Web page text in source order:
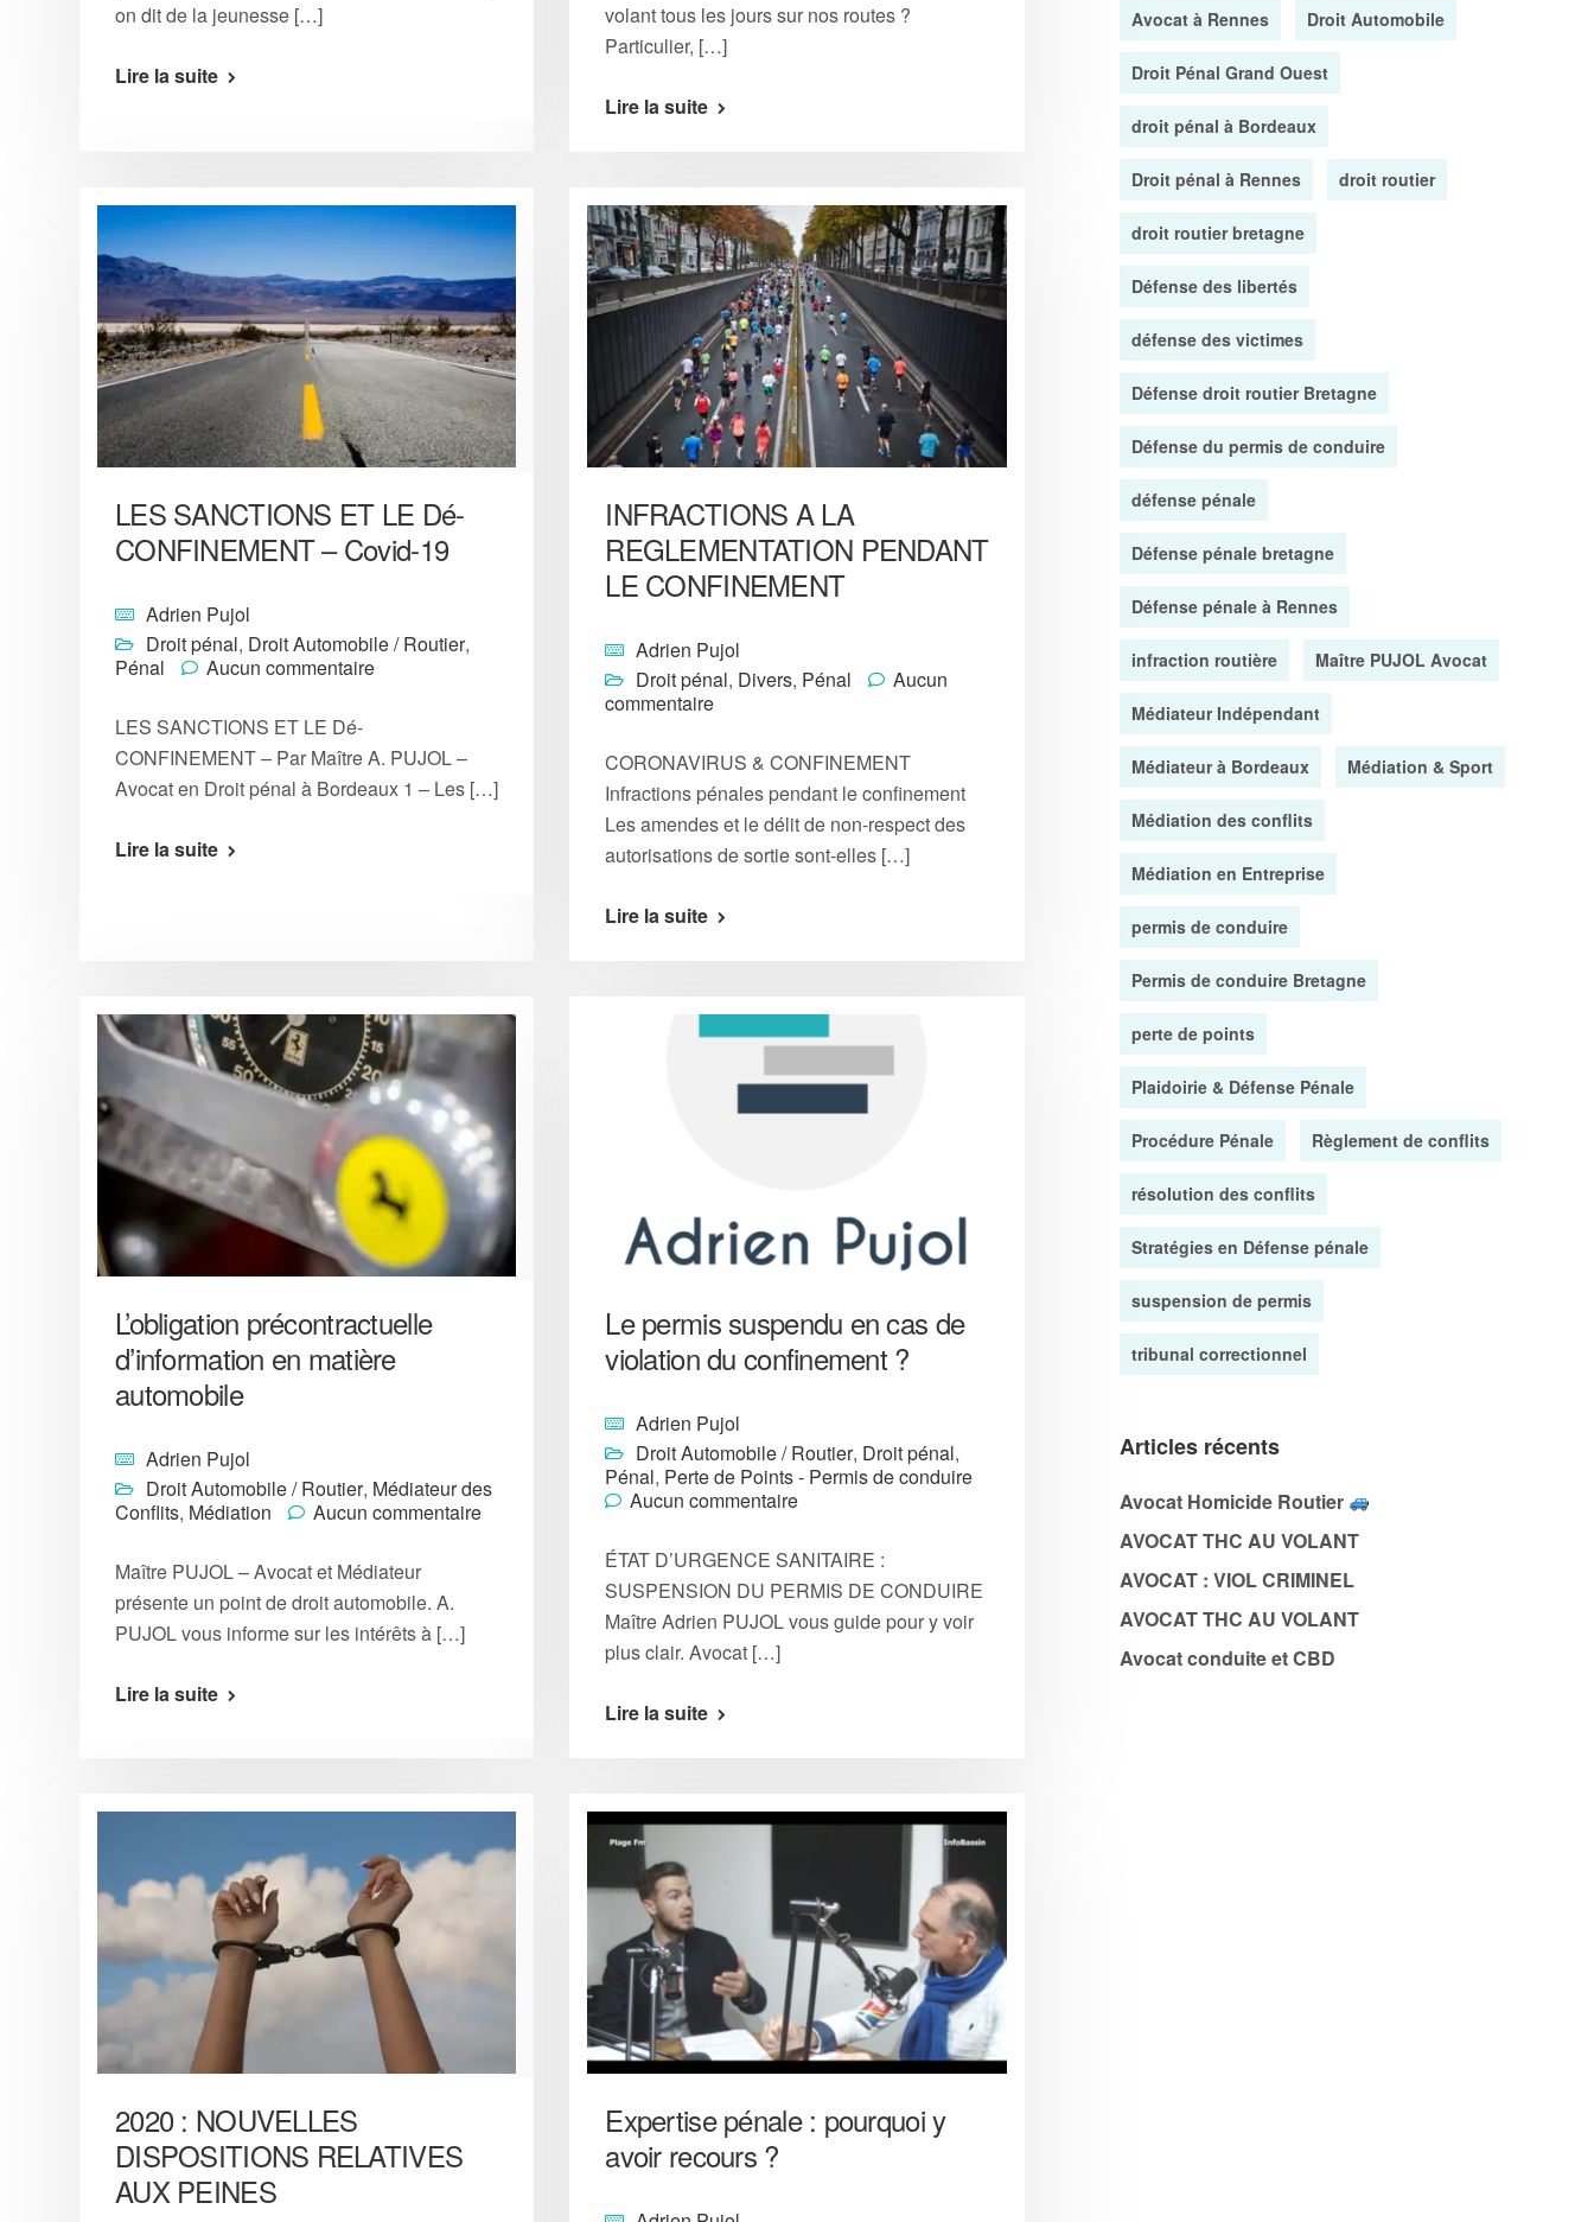
on dit de la jeunesse […]
Lire la suite
volant tous les jours sur nos routes ?
Particulier, […]
Lire la suite
LES SANCTIONS ET LE Dé-
CONFINEMENT – Covid-19
Adrien Pujol
Droit pénal, Droit Automobile / Routier,
Pénal
Aucun commentaire
LES SANCTIONS ET LE Dé-
CONFINEMENT – Par Maître A. PUJOL –
Avocat en Droit pénal à Bordeaux 1 – Les […]
Lire la suite
INFRACTIONS A LA
REGLEMENTATION PENDANT
LE CONFINEMENT
Adrien Pujol
Droit pénal, Divers, Pénal
Aucun
commentaire
CORONAVIRUS & CONFINEMENT
Infractions pénales pendant le confinement
Les amendes et le délit de non-respect des
autorisations de sortie sont-elles […]
Lire la suite
L’obligation précontractuelle
d’information en matière
automobile
Adrien Pujol
Droit Automobile / Routier, Médiateur des
Conflits, Médiation Aucun commentaire
Maître PUJOL – Avocat et Médiateur
présente un point de droit automobile. A.
PUJOL vous informe sur les intérêts à […]
Lire la suite
Le permis suspendu en cas de
violation du confinement ?
Adrien Pujol
Droit Automobile / Routier, Droit pénal,
Pénal, Perte de Points - Permis de conduire
Aucun commentaire
ÉTAT D’URGENCE SANITAIRE :
SUSPENSION DU PERMIS DE CONDUIRE
Maître Adrien PUJOL vous guide pour y voir
plus clair. Avocat […]
Lire la suite
2020 : NOUVELLES
DISPOSITIONS RELATIVES
AUX PEINES
Expertise pénale : pourquoi y
avoir recours ?
Avocat à Rennes Droit Automobile
Droit Pénal Grand Ouest
droit pénal à Bordeaux
Droit pénal à Rennes droit routier
droit routier bretagne
Défense des libertés
défense des victimes
Défense droit routier Bretagne
Défense du permis de conduire
défense pénale
Défense pénale bretagne
Défense pénale à Rennes
infraction routière Maître PUJOL Avocat
Médiateur Indépendant
Médiateur à Bordeaux Médiation & Sport
Médiation des conflits
Médiation en Entreprise
permis de conduire
Permis de conduire Bretagne
perte de points
Plaidoirie & Défense Pénale
Procédure Pénale Règlement de conflits
résolution des conflits
Stratégies en Défense pénale
suspension de permis
tribunal correctionnel
Articles récents
Avocat Homicide Routier
AVOCAT THC AU VOLANT
AVOCAT : VIOL CRIMINEL
AVOCAT THC AU VOLANT
Avocat conduite et CBD